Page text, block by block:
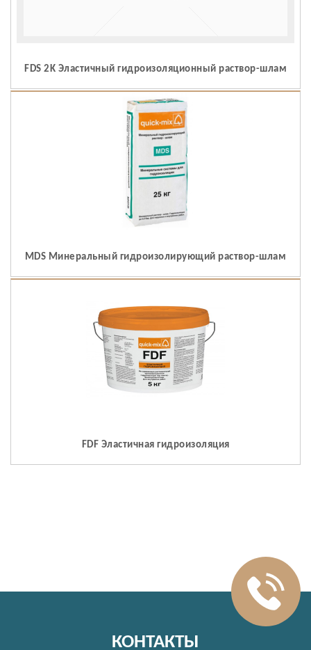
FDS 2K Эластичный гидроизоляционный раствор-шлам
MDS Минеральный гидроизолирующий раствор-шлам
FDF Эластичная гидроизоляция
КОНТАКТЫ